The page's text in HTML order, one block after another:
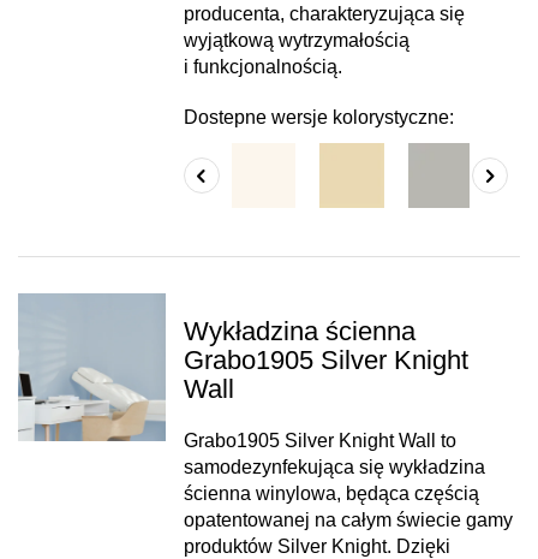
producenta, charakteryzująca się
wyjątkową wytrzymałością
i funkcjonalnością.
Dostepne wersje kolorystyczne:
Wykładzina ścienna
Grabo1905 Silver Knight
Wall
Grabo1905 Silver Knight Wall to
samodezynfekująca się wykładzina
ścienna winylowa, będąca częścią
opatentowanej na całym świecie gamy
produktów Silver Knight. Dzięki